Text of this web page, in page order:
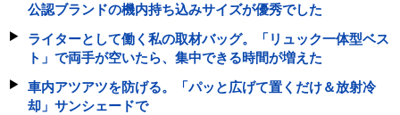
公認ブランドの機内持ち込みサイズが優秀でした
ライターとして働く私の取材バッグ。「リュック一体型ベス
ト」で両手が空いたら、集中できる時間が増えた
車内アツアツを防げる。「パッと広げて置くだけ＆放射冷
却」サンシェードで